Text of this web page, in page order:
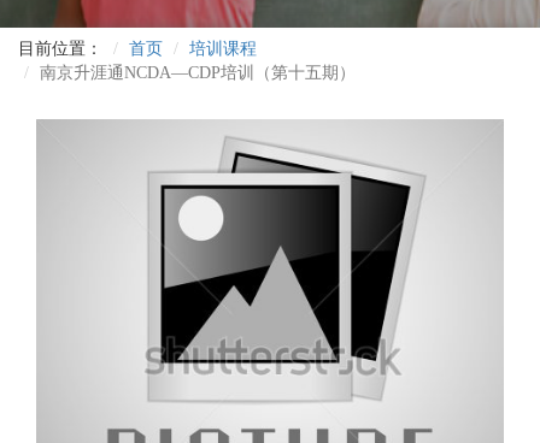
目前位置： 首页
培训课程
南京升涯通NCDA—CDP培训（第十五期）